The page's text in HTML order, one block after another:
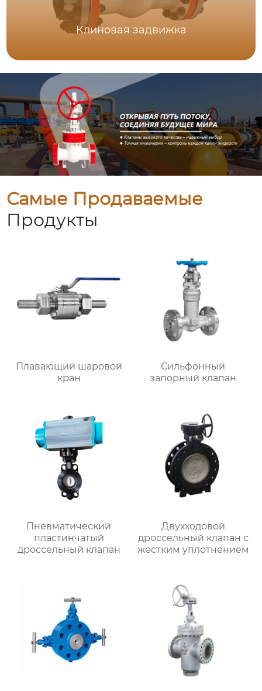
Клиновая задвижка
Самые Продаваемые
Продукты
Плавающий шаровой
кран
Сильфонный
запорный клапан
Пневматический
пластинчатый
дроссельный клапан
Двухходовой
дроссельный клапан с
жестким уплотнением